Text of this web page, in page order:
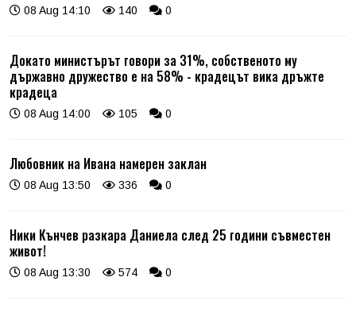
08 Aug 14:10 140 0
Докато министърът говори за 31%, собственото му
държавно дружество е на 58% - крадецът вика дръжте
крадеца
08 Aug 14:00 105 0
Любовник на Ивана намерен заклан
08 Aug 13:50 336 0
Ники Кънчев разкара Даниела след 25 години съвместен
живот!
08 Aug 13:30 574 0